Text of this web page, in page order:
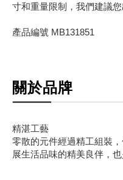
寸和重量限制，我們建議
產品編號 MB131851
關於品牌
精湛工藝
零散的元件經過精工組裝
展生活品味的精美良伴，